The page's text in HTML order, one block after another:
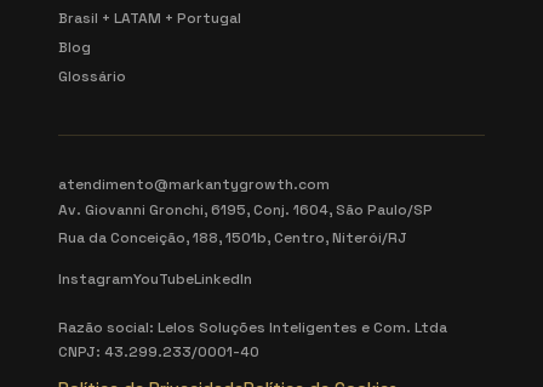
Brasil + LATAM + Portugal
Blog
Glossário
atendimento@markantygrowth.com
Av. Giovanni Gronchi, 6195, Conj. 1604, São Paulo/SP
Rua da Conceição, 188, 1501b, Centro, Niterói/RJ
InstagramYouTubeLinkedIn
Razão social: Lelos Soluções Inteligentes e Com. Ltda
CNPJ: 43.299.233/0001-40